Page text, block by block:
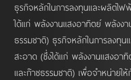
ธุรกิจหลักในการลงทุนและผลิตไ
ได้แก่ พลังงานแสงอาทิตย์ พลังง
ธรรมชาติ) ธุรกิจหลักในการลงทุ
สะอาด (ซึ่งได้แก่ พลังงานแสงอ
และก๊าซธรรมชาติ) เพื่อจำหน่ายใ